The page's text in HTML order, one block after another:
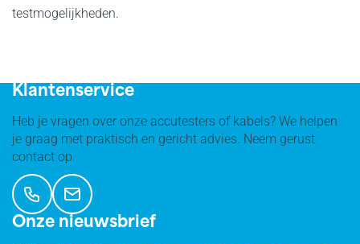
testmogelijkheden.
Klantenservice
Heb je vragen over onze accutesters of kabels? We helpen
je graag met praktisch en gericht advies. Neem gerust
contact op.
Onze nieuwsbrief